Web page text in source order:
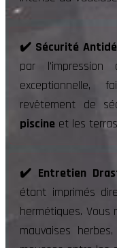
✔️ Sécurité
par l'impression
exceptionnelle,
revêtement de
piscine et les
✔️ Entretien
étant imprimés
hermétiques. Vous
mauvaises